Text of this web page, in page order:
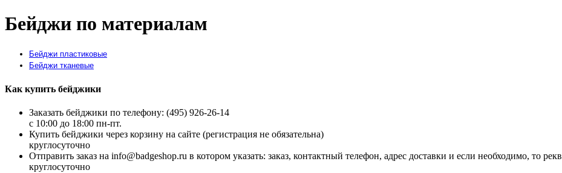
Бейджи по материалам
Бейджи пластиковые
Бейджи тканевые
Как купить бейджики
Заказать бейджики по телефону: (495) 926-26-14
c 10:00 до 18:00 пн-пт.
Купить бейджики через корзину на сайте (регистрация не обязательна)
круглосуточно
Отправить заказ на info@badgeshop.ru в котором указать: заказ, контактный телефон, адрес доставки и если необходимо, то
круглосуточно